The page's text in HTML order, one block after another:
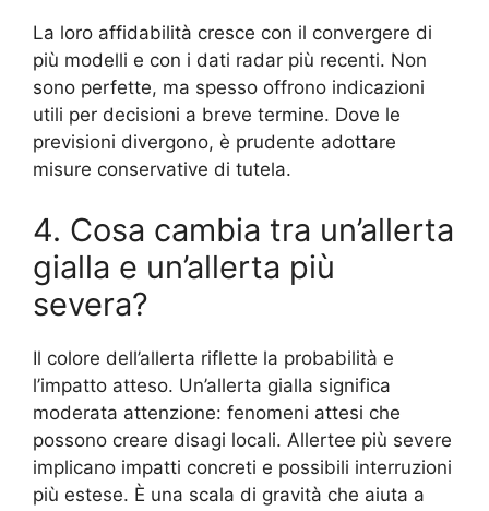
La loro affidabilità cresce con il convergere di
più modelli e con i dati radar più recenti. Non
sono perfette, ma spesso offrono indicazioni
utili per decisioni a breve termine. Dove le
previsioni divergono, è prudente adottare
misure conservative di tutela.
4. Cosa cambia tra un’allerta
gialla e un’allerta più
severa?
Il colore dell’allerta riflette la probabilità e
l’impatto atteso. Un’allerta gialla significa
moderata attenzione: fenomeni attesi che
possono creare disagi locali. Allertee più severe
implicano impatti concreti e possibili interruzioni
più estese. È una scala di gravità che aiuta a